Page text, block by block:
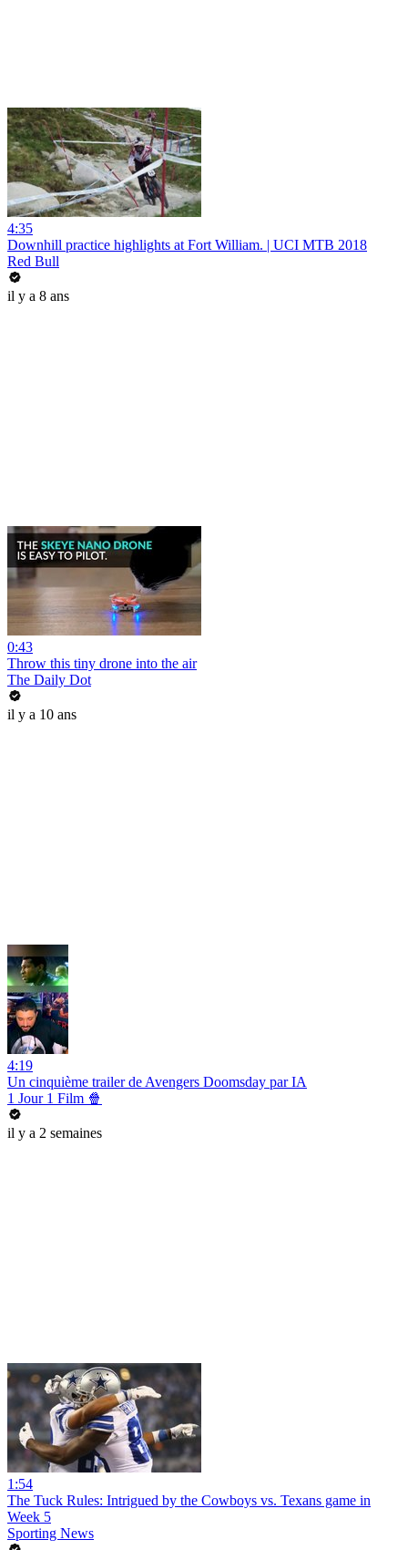
4:35
Downhill practice highlights at Fort William. | UCI MTB 2018
Red Bull
il y a 8 ans
0:43
Throw this tiny drone into the air
The Daily Dot
il y a 10 ans
4:19
Un cinquième trailer de Avengers Doomsday par IA
1 Jour 1 Film 🍿
il y a 2 semaines
1:54
The Tuck Rules: Intrigued by the Cowboys vs. Texans game in
Week 5
Sporting News